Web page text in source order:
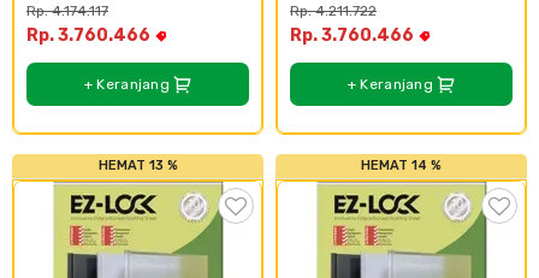
Aksesoris Perabot
Scaffolding
Konstruksi
Atap & Lantai
Cat dan Kimia
Semen & Sejenisnya
Rp. 4.174.117
Rp. 3.760.466
+ Keranjang
Rp. 4.211.722
Rp. 3.760.466
+ Keranjang
HEMAT 13 % HEMAT 14 %